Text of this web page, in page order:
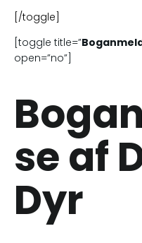
[/toggle]
[toggle title=”
open=”no”]
se af
Dyr